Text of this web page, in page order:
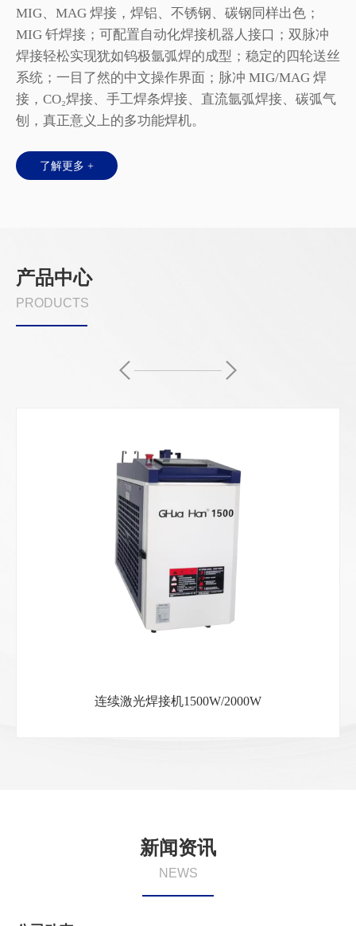
MIG、MAG 焊接，焊铝、不锈钢、碳钢同样出色；
MIG 钎焊接；可配置自动化焊接机器人接口；双脉冲
焊接轻松实现犹如钨极氩弧焊的成型；稳定的四轮送丝
系统；一目了然的中文操作界面；脉冲 MIG/MAG 焊
接，CO₂焊接、手工焊条焊接、直流氩弧焊接、碳弧气
刨，真正意义上的多功能焊机。
了解更多 +
产品中心
PRODUCTS
连续激光焊接机1500W/2000W
新闻资讯
NEWS